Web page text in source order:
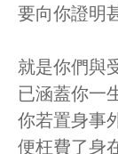
要向你證明
就是你們與
已涵蓋你一
你若置身事
便枉費了身